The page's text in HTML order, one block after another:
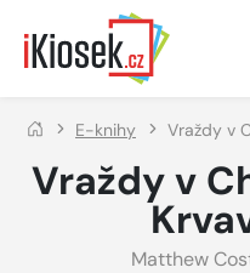
Přejít na hlavní obsah
E-knihy Vraždy v
Vraždy v
Matthew